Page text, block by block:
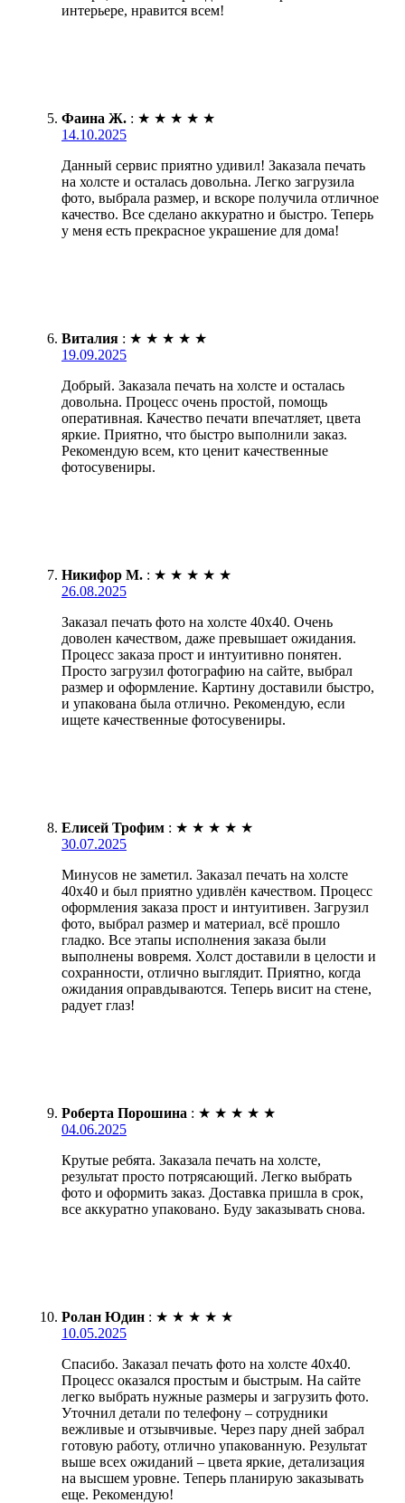
интерьере, нравится всем!
Фаина Ж. : ★ ★ ★ ★ ★
14.10.2025
Данный сервис приятно удивил! Заказала печать
на холсте и осталась довольна. Легко загрузила
фото, выбрала размер, и вскоре получила отличное
качество. Все сделано аккуратно и быстро. Теперь
у меня есть прекрасное украшение для дома!
Виталия : ★ ★ ★ ★ ★
19.09.2025
Добрый. Заказала печать на холсте и осталась
довольна. Процесс очень простой, помощь
оперативная. Качество печати впечатляет, цвета
яркие. Приятно, что быстро выполнили заказ.
Рекомендую всем, кто ценит качественные
фотосувениры.
Никифор М. : ★ ★ ★ ★ ★
26.08.2025
Заказал печать фото на холсте 40х40. Очень
доволен качеством, даже превышает ожидания.
Процесс заказа прост и интуитивно понятен.
Просто загрузил фотографию на сайте, выбрал
размер и оформление. Картину доставили быстро,
и упакована была отлично. Рекомендую, если
ищете качественные фотосувениры.
Елисей Трофим : ★ ★ ★ ★ ★
30.07.2025
Минусов не заметил. Заказал печать на холсте
40х40 и был приятно удивлён качеством. Процесс
оформления заказа прост и интуитивен. Загрузил
фото, выбрал размер и материал, всё прошло
гладко. Все этапы исполнения заказа были
выполнены вовремя. Холст доставили в целости и
сохранности, отлично выглядит. Приятно, когда
ожидания оправдываются. Теперь висит на стене,
радует глаз!
Роберта Порошина : ★ ★ ★ ★ ★
04.06.2025
Крутые ребята. Заказала печать на холсте,
результат просто потрясающий. Легко выбрать
фото и оформить заказ. Доставка пришла в срок,
все аккуратно упаковано. Буду заказывать снова.
Ролан Юдин : ★ ★ ★ ★ ★
10.05.2025
Спасибо. Заказал печать фото на холсте 40х40.
Процесс оказался простым и быстрым. На сайте
легко выбрать нужные размеры и загрузить фото.
Уточнил детали по телефону – сотрудники
вежливые и отзывчивые. Через пару дней забрал
готовую работу, отлично упакованную. Результат
выше всех ожиданий – цвета яркие, детализация
на высшем уровне. Теперь планирую заказывать
еще. Рекомендую!